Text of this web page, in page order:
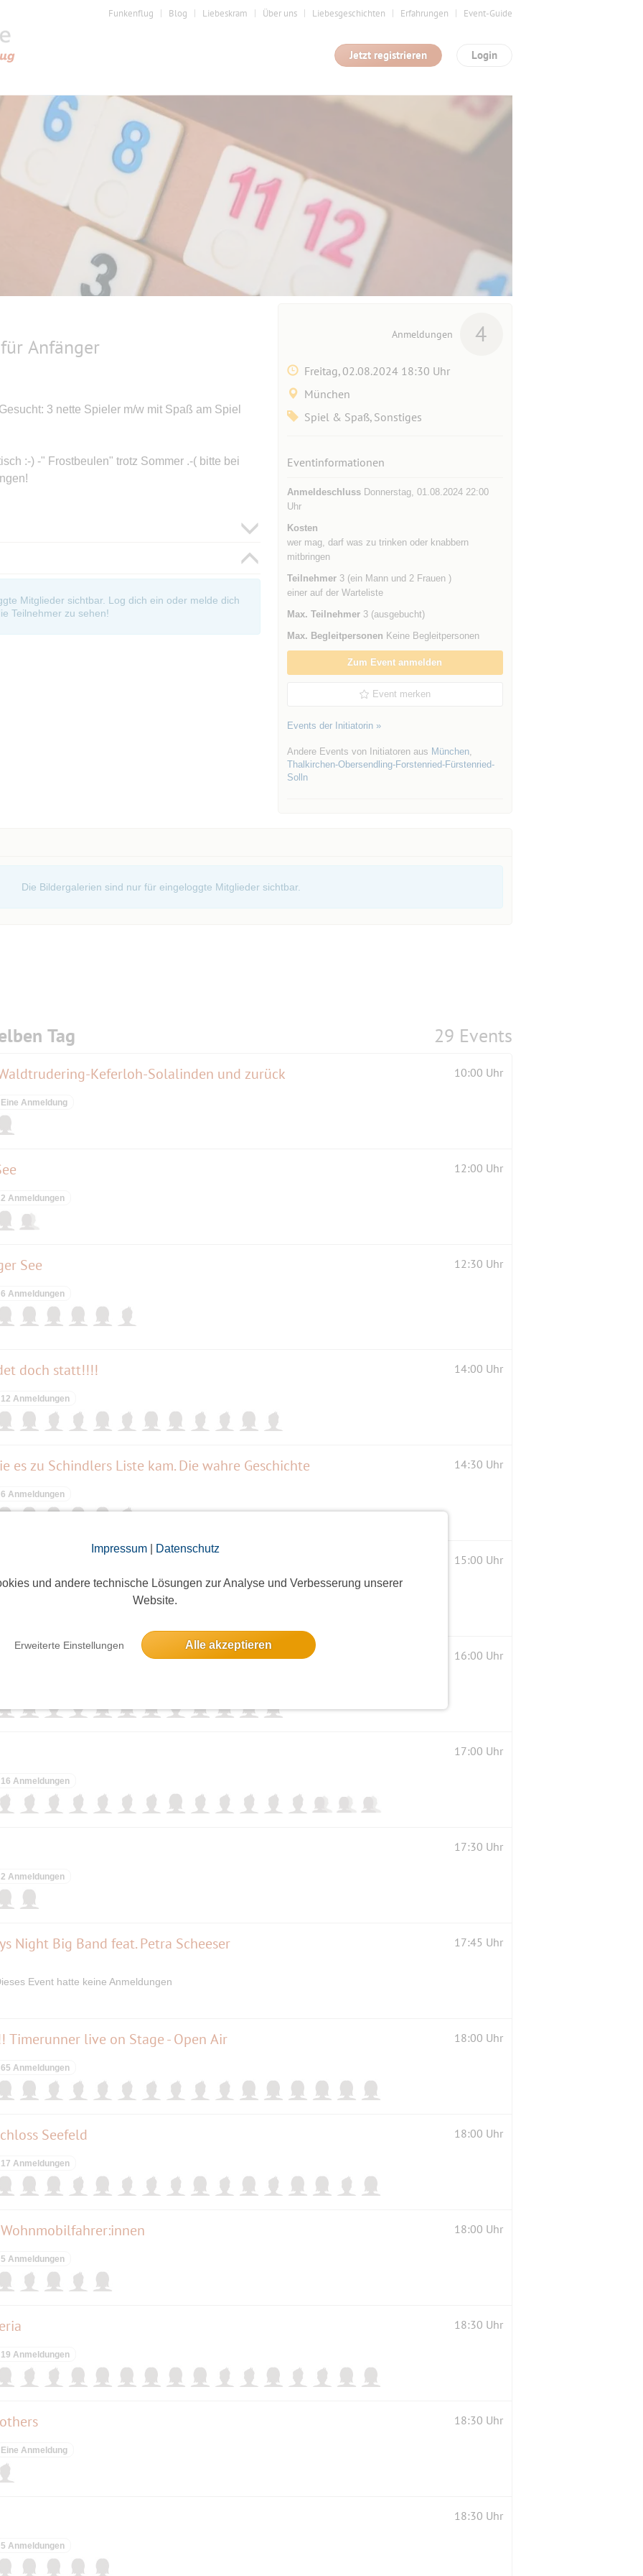
Impressum| Datenschutz
und andere technische Lösungen zur Analyse und Verbesserung unserer
Website.
Erweiterte Einstellungen Alle akzeptieren
Funkenflug Blog Liebeskram Über uns Liebesgeschichten Erfahrungen Event-Guide
Login
Jetzt registrieren
Anfänger
3 nette Spieler m/w mit Spaß am Spiel
:-) -" Frostbeulen" trotz Sommer .-( bitte bei
Mitglieder sichtbar. Log dich ein oder melde dich
Teilnehmer zu sehen!
Anmeldungen 4
Freitag, 02.08.2024 18:30 Uhr
München
Spiel & Spaß, Sonstiges
Eventinformationen
AnmeldeschlussDonnerstag, 01.08.2024 22:00
Uhr
Kosten
wer mag, darf was zu trinken oder knabbern
mitbringen
Teilnehmer3 (ein Mann und 2 Frauen )
einer auf der Warteliste
Max. Teilnehmer3 (ausgebucht)
Max. Begleitpersonen Keine Begleitpersonen
Zum Event anmelden
Event merken
Events der Initiatorin »
Andere Events von Initiatoren aus München,
Thalkirchen-Obersendling-Forstenried-Fürstenried-
Solln
Die Bildergalerien sind nur für eingeloggte Mitglieder sichtbar.
Tag 29 Events
Keferloh-Solalinden und zurück 10:00 Uhr
Eine Anmeldung
12:00 Uhr
2 Anmeldungen
See 12:30 Uhr
6 Anmeldungen
doch statt!!!! 14:00 Uhr
12 Anmeldungen
es zu Schindlers Liste kam. Die wahre Geschichte 14:30 Uhr
6 Anmeldungen
15:00 Uhr
Dieses Event hatte keine Anmeldungen
16:00 Uhr
17:00 Uhr
16 Anmeldungen
17:30 Uhr
2 Anmeldungen
Night Big Band feat. Petra Scheeser 17:45 Uhr
Event hatte keine Anmeldungen
Timerunner live on Stage - Open Air 18:00 Uhr
65 Anmeldungen
Seefeld 18:00 Uhr
17 Anmeldungen
18:00 Uhr
5 Anmeldungen
18:30 Uhr
19 Anmeldungen
18:30 Uhr
Eine Anmeldung
18:30 Uhr
5 Anmeldungen